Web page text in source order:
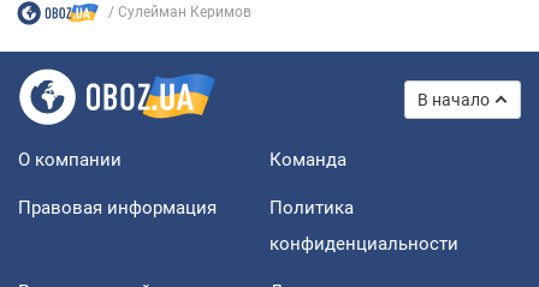
Сулейман Керимов
В начало
О компании Команда
Правовая информация
Политика
конфиденциальности